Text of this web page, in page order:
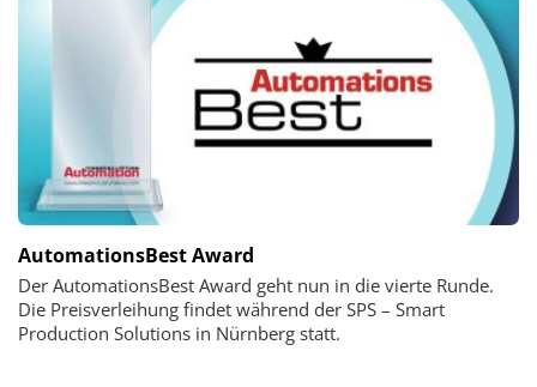
AutomationsBest Award
Der AutomationsBest Award geht nun in die vierte Runde.
Die Preisverleihung findet während der SPS – Smart
Production Solutions in Nürnberg statt.